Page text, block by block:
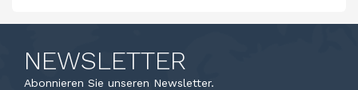
NEWSLETTER
Abonnieren Sie unseren Newsletter.